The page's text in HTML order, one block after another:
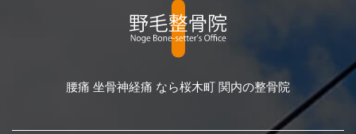
腰痛 坐骨神経痛 なら桜木町 関内の整骨院